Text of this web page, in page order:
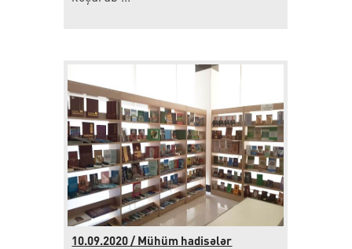
10.09.2020 / Mühüm hadisələr